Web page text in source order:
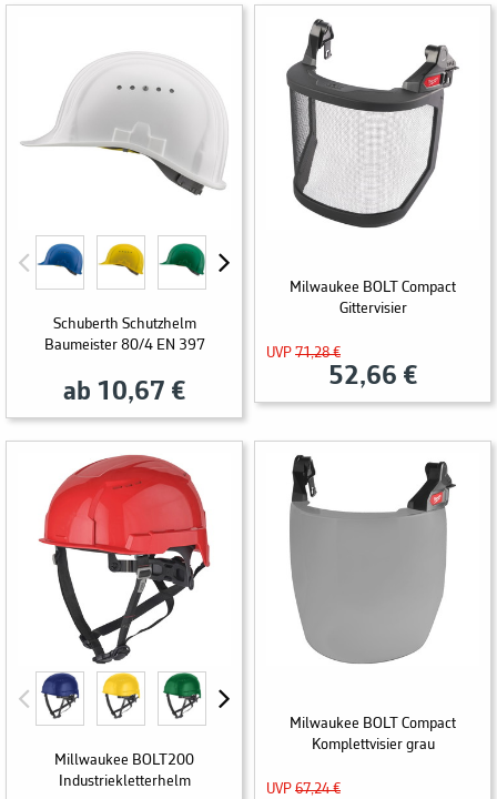
Schuberth Schutzhelm
Baumeister 80/4 EN 397
ab 10,67 €
Milwaukee BOLT Compact
Gittervisier
UVP 71,28 €
52,66 €
Millwaukee BOLT200
Industriekletterhelm
Milwaukee BOLT Compact
Komplettvisier grau
UVP 67,24 €